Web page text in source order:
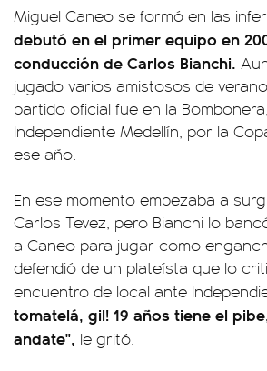
Miguel Caneo se formó en las
debutó en el primer equipo en
conducción de Carlos Bianchi.
jugado varios amistosos de
partido oficial fue en la
Independiente Medellín, por la
ese año.
En ese momento empezaba a
Carlos Tevez, pero Bianchi lo
a Caneo para jugar como
defendió de un plateísta que lo
encuentro de local ante
tomatelá, gil! 19 años tiene el
andate", le gritó.